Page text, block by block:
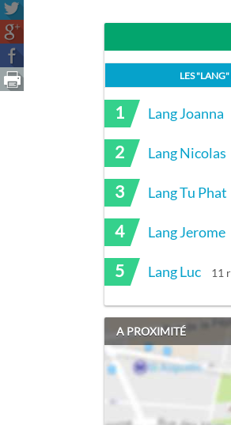
LES "LANG
1 Lang Joanna
2 Lang Nicolas
3 Lang Tu Phat
4 Lang Jerome
5 Lang Luc 11
A PROXIMITÉ